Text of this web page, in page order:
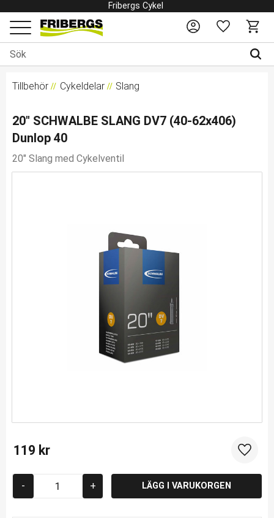
Meny
Fribergs Cykel
Favoriter
Tillbehör Cykeldelar Slang
20" SCHWALBE SLANG DV7 (40-62x406)
Dunlop 40
20" Slang med Cykelventil
119 kr
+
-
Lägg